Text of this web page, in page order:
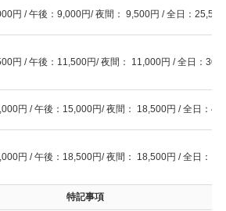
円 / 午後：9,000円/ 夜間： 9,500円 / 全日：25,500
円 / 午後：11,500円/ 夜間： 11,000円 / 全日：
円 / 午後：15,000円/ 夜間： 18,500円 / 全日：
円 / 午後：18,500円/ 夜間： 18,500円 / 全日：
特記事項